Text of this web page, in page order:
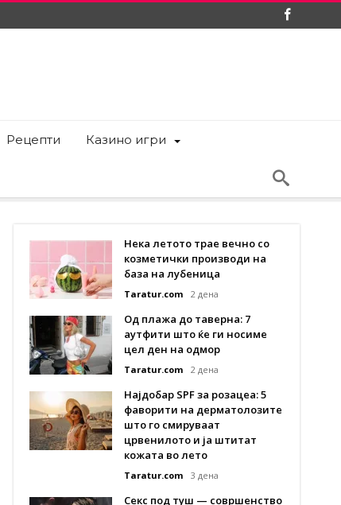
Рецепти Казино игри
Нека летото трае вечно со
козметички производи на
база на лубеница
Taratur.com 2 дена
Од плажа до таверна: 7
аутфити што ќе ги носиме
цел ден на одмор
Taratur.com 2 дена
Најдобар SPF за розацеа: 5
фаворити на дерматолозите
што го смируваат
црвенилото и ја штитат
кожата во лето
Taratur.com 3 дена
Секс под туш — совршенство